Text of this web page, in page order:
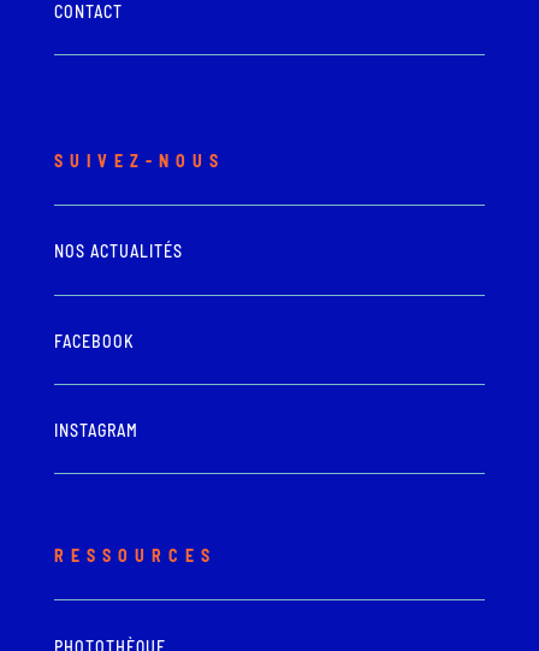
CONTACT
SUIVEZ-NOUS
NOS ACTUALITÉS
FACEBOOK
INSTAGRAM
RESSOURCES
PHOTOTHÈQUE